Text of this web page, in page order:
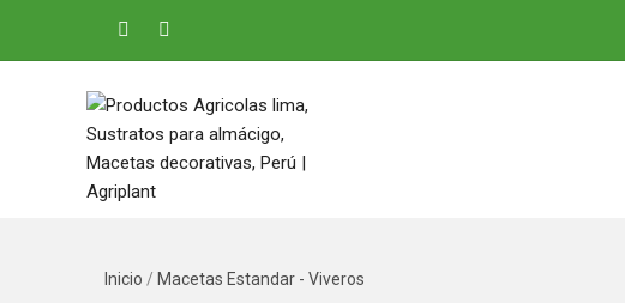
Inicio / Macetas Estandar - Viveros